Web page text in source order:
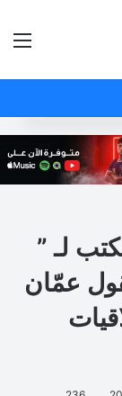
لـ ”
عمّان